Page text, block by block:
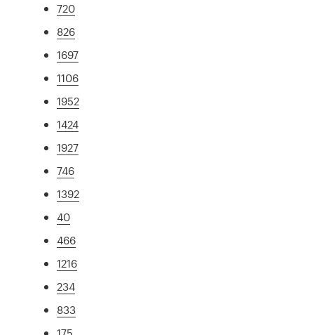
720
826
1697
1106
1952
1424
1927
746
1392
40
466
1216
234
833